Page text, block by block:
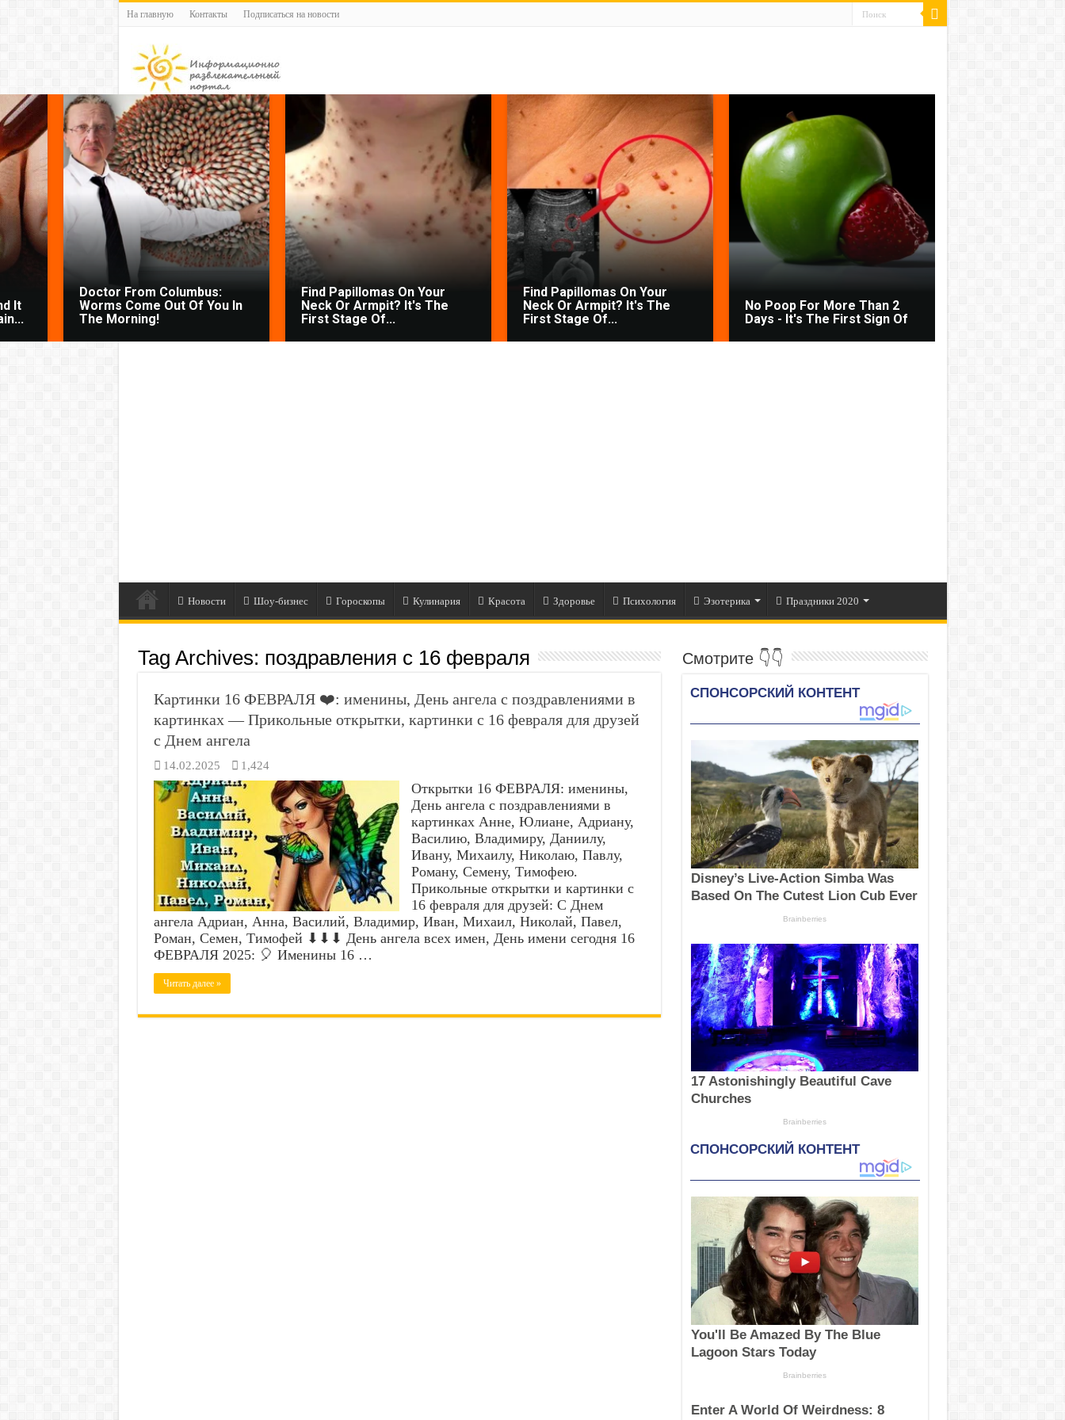
На главную Контакты Подписаться на новости
It
Doctor From Columbus:
Worms Come Out Of You In
The Morning!
Find Papillomas On Your
Neck Or Armpit? It's The
First Stage Of...
Find Papillomas On Your
Neck Or Armpit? It's The
First Stage Of...
No Poop For More Than 2
Days - It's The First Sign Of
Новости Шоу-бизнес Гороскопы Кулинария Красота Здоровье Психология Эзотерика Праздники 2020
Tag Archives: поздравления с 16 февраля
Картинки 16 ФЕВРАЛЯ ❤️: именины, День ангела с поздравлениями в
картинках — Прикольные открытки, картинки с 16 февраля для друзей
с Днем ангела
14.02.2025 1,424
Открытки 16 ФЕВРАЛЯ: именины,
День ангела с поздравлениями в
картинках Анне, Юлиане, Адриану,
Василию, Владимиру, Даниилу,
Ивану, Михаилу, Николаю, Павлу,
Роману, Семену, Тимофею.
Прикольные открытки и картинки с
16 февраля для друзей: С Днем
ангела Адриан, Анна, Василий, Владимир, Иван, Михаил, Николай, Павел,
Роман, Семен, Тимофей ⬇⬇⬇ День ангела всех имен, День имени сегодня 16
ФЕВРАЛЯ 2025: 🎈 Именины 16 …
Читать далее »
Смотрите 👇👇